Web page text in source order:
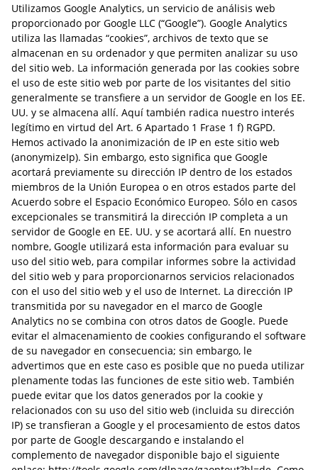
Utilizamos Google Analytics, un servicio de análisis web
proporcionado por Google LLC (“Google”). Google Analytics
utiliza las llamadas “cookies”, archivos de texto que se
almacenan en su ordenador y que permiten analizar su uso
del sitio web. La información generada por las cookies sobre
el uso de este sitio web por parte de los visitantes del sitio
generalmente se transfiere a un servidor de Google en los EE.
UU. y se almacena allí. Aquí también radica nuestro interés
legítimo en virtud del Art. 6 Apartado 1 Frase 1 f) RGPD.
Hemos activado la anonimización de IP en este sitio web
(anonymizeIp). Sin embargo, esto significa que Google
acortará previamente su dirección IP dentro de los estados
miembros de la Unión Europea o en otros estados parte del
Acuerdo sobre el Espacio Económico Europeo. Sólo en casos
excepcionales se transmitirá la dirección IP completa a un
servidor de Google en EE. UU. y se acortará allí. En nuestro
nombre, Google utilizará esta información para evaluar su
uso del sitio web, para compilar informes sobre la actividad
del sitio web y para proporcionarnos servicios relacionados
con el uso del sitio web y el uso de Internet. La dirección IP
transmitida por su navegador en el marco de Google
Analytics no se combina con otros datos de Google. Puede
evitar el almacenamiento de cookies configurando el software
de su navegador en consecuencia; sin embargo, le
advertimos que en este caso es posible que no pueda utilizar
plenamente todas las funciones de este sitio web. También
puede evitar que los datos generados por la cookie y
relacionados con su uso del sitio web (incluida su dirección
IP) se transfieran a Google y el procesamiento de estos datos
por parte de Google descargando e instalando el
complemento de navegador disponible bajo el siguiente